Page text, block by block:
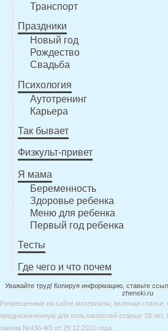
Транспорт
Праздники
Новый год
Рождество
Свадьба
Психология
Аутотренинг
Карьера
Так бывает
Физкульт-привет
Я мама
Беременность
Здоровье ребенка
Меню для ребенка
Первый год ребенка
Тесты
Где чего и что почем
Уважайте труд! Копируя информацию, ставьте
zhenski.ru
Размещенные на сайте материалы, включая статьи,
предназначенную для пользователей старше 18
закона №436-ФЗ от 29.12.2010 года.